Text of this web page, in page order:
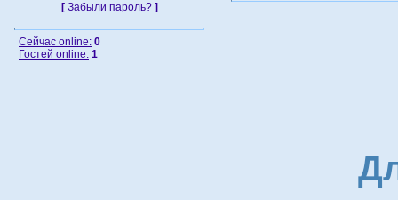
[ Забыли пароль?]
Cейчас online: 0
Гостей online: 1